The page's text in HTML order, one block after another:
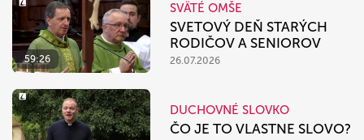
59:26
SVÄTÉ OMŠE
SVETOVÝ DEŇ STARÝCH
RODIČOV A SENIOROV
26.07.2026
DUCHOVNÉ SLOVKO
ČO JE TO VLASTNE SLOVO?